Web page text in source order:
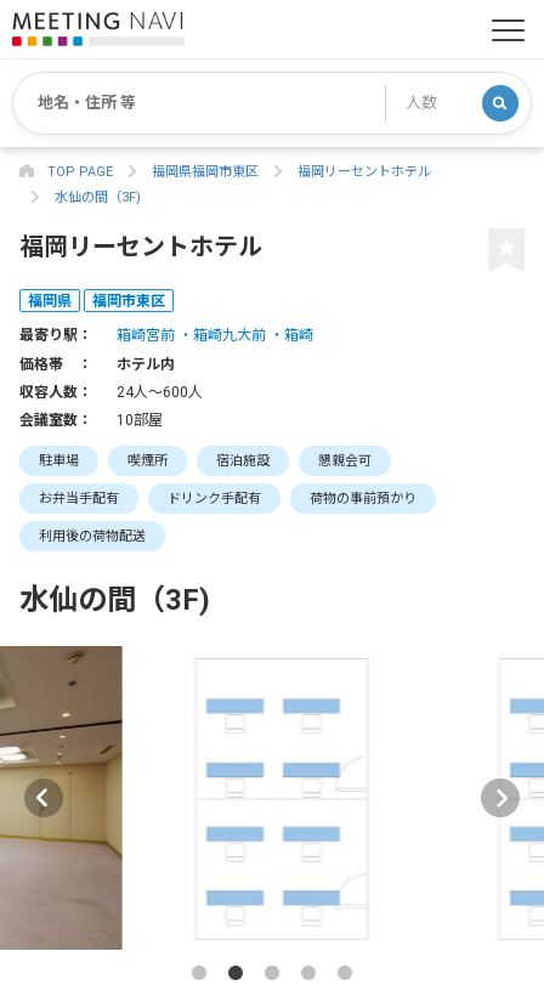
TOP PAGE 福岡県福岡市東区
福岡リーセントホテル
水仙の間（3F)
福岡リーセントホテル
福岡県 福岡市東区
最寄り駅： 箱崎宮前 箱崎九大前
箱崎
価格帯 ：
ホテル内
収容人数：
24人〜600人
会議室数：
10部屋
駐車場 喫煙所 宿泊施設 懇親会可
お弁当手配有 ドリンク手配有 荷物の事前預かり
利用後の荷物配送
水仙の間（3F)